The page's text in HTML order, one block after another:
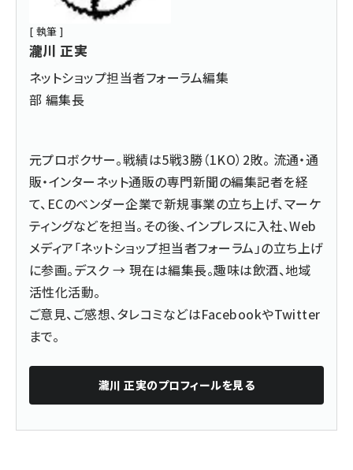
[ 執筆 ]
瀧川 正実
ネットショップ担当者フォーラム編集
部 編集長
元プロボクサー。戦績は5戦3勝（1KO）2敗。 流通・通
販・インターネット通販の専門新聞の編集記者を経
て、ECのベンダー企業で新規事業の立ち上げ、マーケ
ティングなどを担当。その後、インプレスに入社、Web
メディア「ネットショップ担当者フォーラム」の立ち上げ
に参画。デスク → 現在は編集長。趣味は飲酒、地域
活性化活動。
ご意見、ご感想、タレコミなどはFacebookやTwitter
まで。
瀧川 正実のプロフィールを見る